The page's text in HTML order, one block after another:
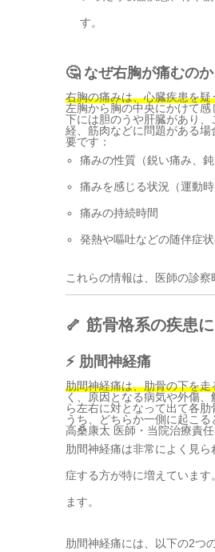
す。
🤔 なぜ右胸が痛むのか
右胸の痛みは、心臓疾患を
左胸から胸の中央にかけて
下には胆のうや肝臓があり
経、筋肉などに問題がある
要です：
痛みの性質（鋭い痛み、
痛みを感じる状況（運動
痛みの持続時間
発熱や嘔吐などの随伴症
これらの情報は、医師の診察
🦴 筋骨格系の疾患
⚡ 肋間神経痛
肋間神経痛は、肋骨の下を
く、原因となる病気や外傷
ら左右に対となって出て各
うち、どちらか一側に起こ
高桑康太 医師・当院治療責
肋間神経痛は非常によく見
症する方が特に増えていま
ます。
肋間神経痛には、以下の2つ